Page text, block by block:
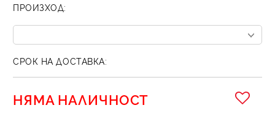
ПРОИЗХОД:
СРОК НА ДОСТАВКА:
НЯМА НАЛИЧНОСТ